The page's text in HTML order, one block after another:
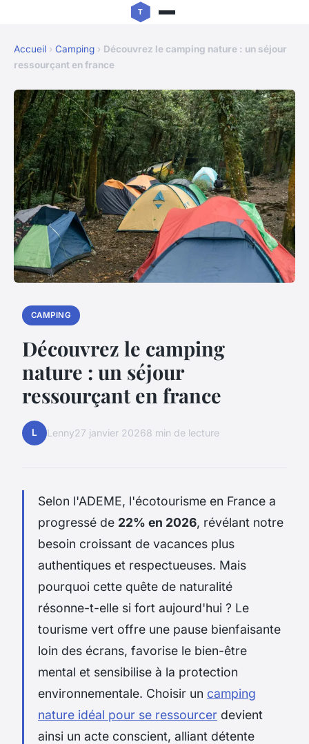
Accueil › Camping › Découvrez le camping nature : un séjour
ressourçant en france
CAMPING
Découvrez le camping
nature : un séjour
ressourçant en france
L Lenny27 janvier 20268 min de lecture
Selon l'ADEME, l'écotourisme en France a
progressé de 22% en 2026, révélant notre
besoin croissant de vacances plus
authentiques et respectueuses. Mais
pourquoi cette quête de naturalité
résonne-t-elle si fort aujourd'hui ? Le
tourisme vert offre une pause bienfaisante
loin des écrans, favorise le bien-être
mental et sensibilise à la protection
environnementale. Choisir un camping
nature idéal pour se ressourcer devient
ainsi un acte conscient, alliant détente